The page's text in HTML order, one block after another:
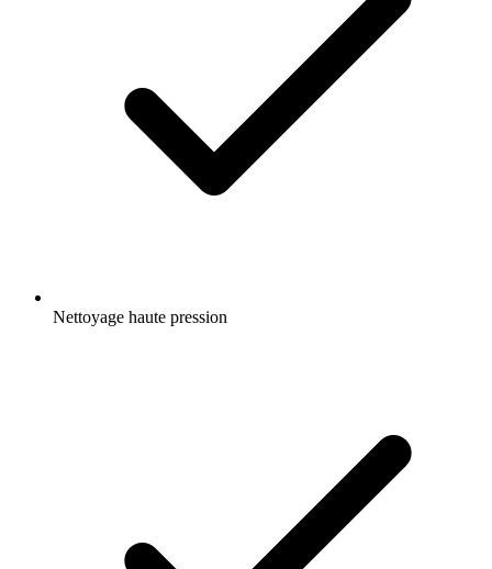
Nettoyage haute pression